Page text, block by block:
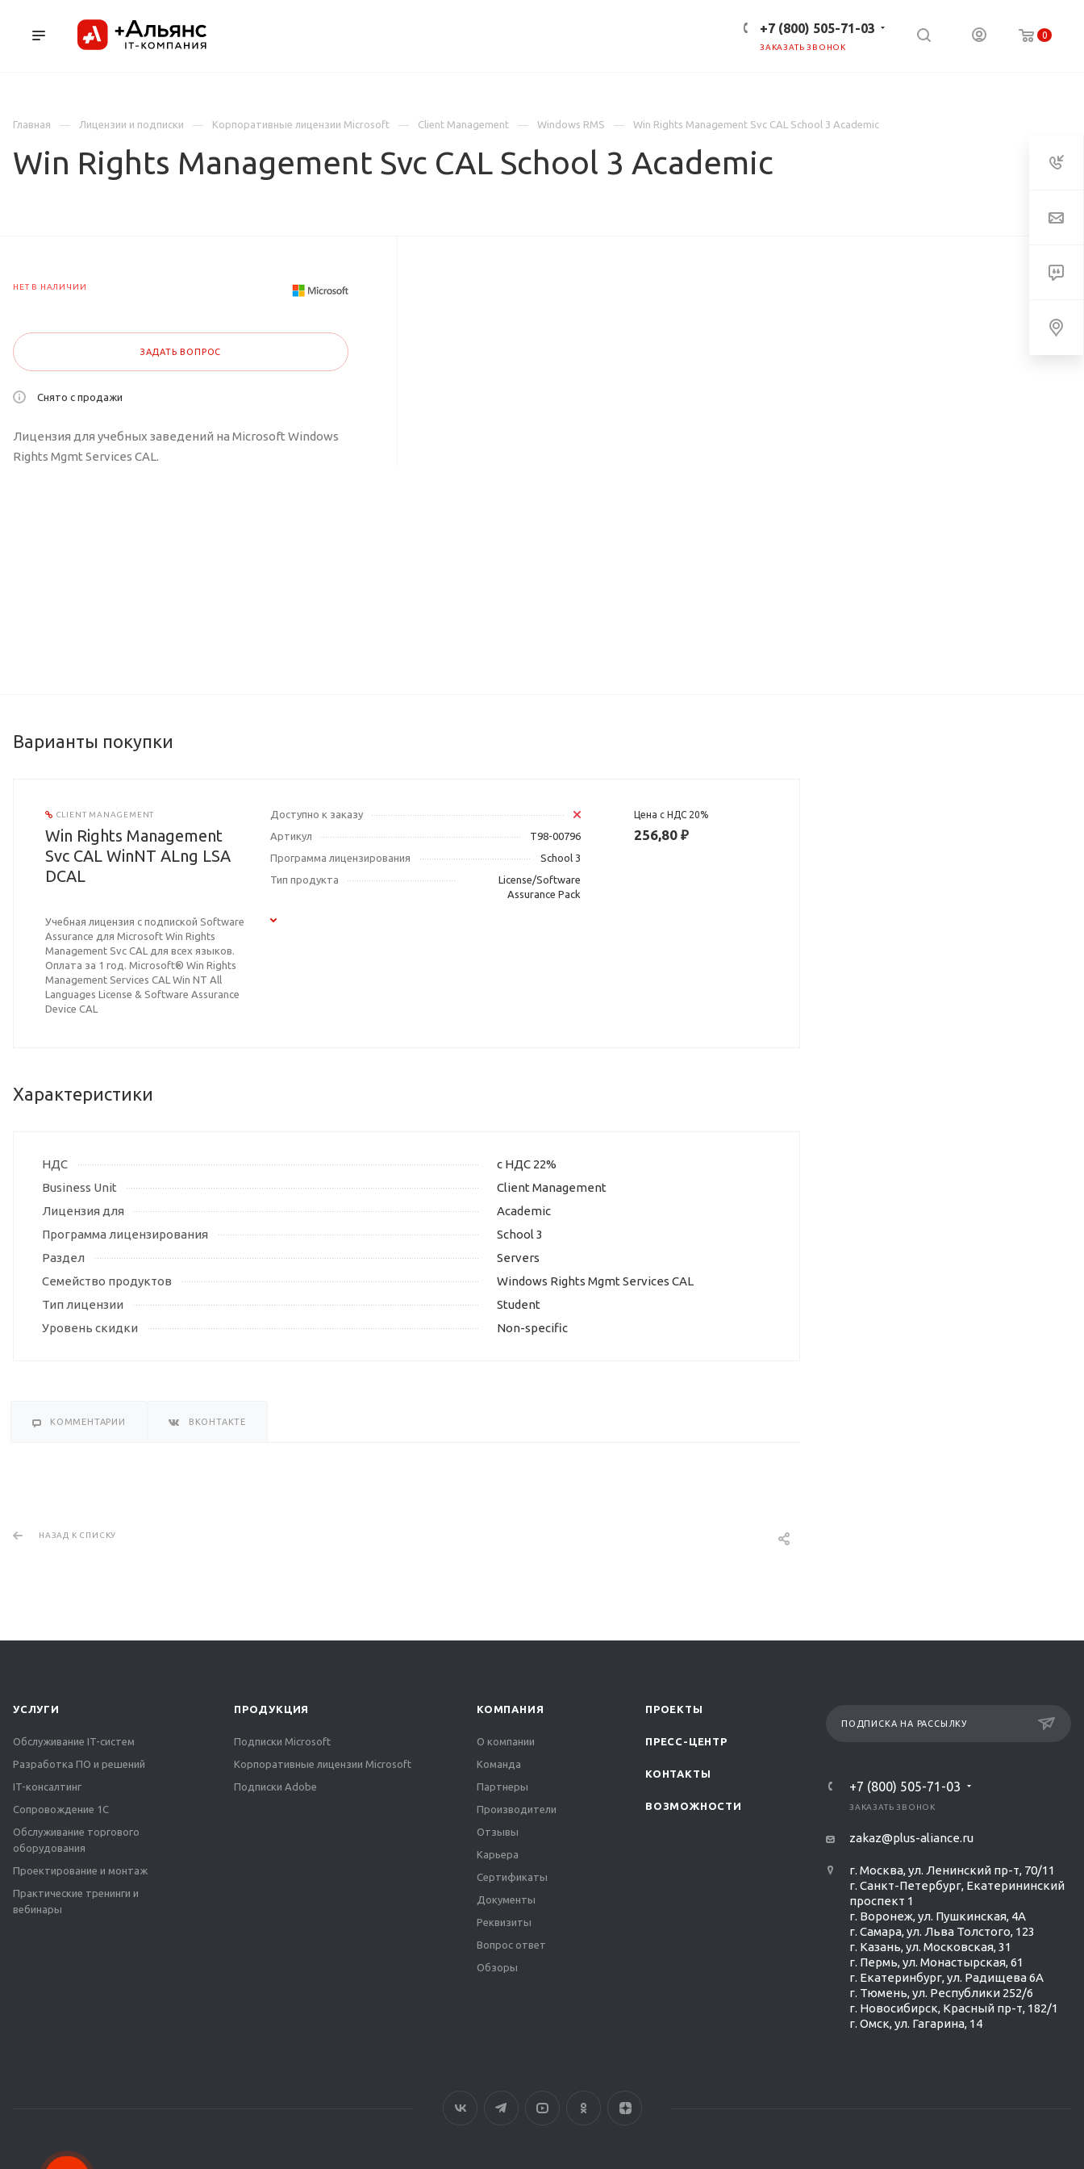
0
+7 (800) 505-71-03
ЗАКАЗАТЬ ЗВОНОК
Главная
Лицензии и подписки Корпоративные лицензии Microsoft Client Management Windows RMS Win Rights Management Svc CAL School 3 Academic
Win Rights Management Svc CAL School 3 Academic
НЕТ В НАЛИЧИИ
ЗАДАТЬ ВОПРОС
Снято с продажи
Лицензия для учебных заведений на Microsoft Windows
Rights Mgmt Services CAL.
Варианты покупки
CLIENT MANAGEMENT
Win Rights Management
Svc CAL WinNT ALng LSA
DCAL
Учебная лицензия с подпиской Software
Assurance для Microsoft Win Rights
Management Svc CAL для всех языков.
Оплата за 1 год. Microsoft® Win Rights
Management Services CAL Win NT All
Languages License & Software Assurance
Device CAL
Доступно к заказу
Артикул
T98-00796
Программа лицензирования
School 3
Тип продукта
License/Software
Assurance Pack
Цена с НДС 20%
256,80 ₽
Характеристики
НДС
с НДС 22%
Business Unit
Client Management
Лицензия для
Academic
Программа лицензирования
School 3
Раздел
Servers
Семейство продуктов
Windows Rights Mgmt Services CAL
Тип лицензии
Student
Уровень скидки
Non-specific
КОММЕНТАРИИ ВКОНТАКТЕ
НАЗАД К СПИСКУ
УСЛУГИ
Обслуживание IT-систем
Разработка ПО и решений
IT-консалтинг
Сопровождение 1С
Обслуживание торгового
оборудования
Проектирование и монтаж
Практические тренинги и
вебинары
ПРОДУКЦИЯ
Подписки Microsoft
Корпоративные лицензии Microsoft
Подписки Adobe
КОМПАНИЯ
О компании
Команда
Партнеры
Производители
Отзывы
Карьера
Сертификаты
Документы
Реквизиты
Вопрос ответ
Обзоры
ПРОЕКТЫ
ПРЕСС-ЦЕНТР
КОНТАКТЫ
ВОЗМОЖНОСТИ
ПОДПИСКА НА РАССЫЛКУ
+7 (800) 505-71-03
ЗАКАЗАТЬ ЗВОНОК
zakaz@plus-aliance.ru
г. Москва, ул. Ленинский пр-т, 70/11
г. Санкт-Петербург, Екатерининский
проспект 1
г. Воронеж, ул. Пушкинская, 4А
г. Самара, ул. Льва Толстого, 123
г. Казань, ул. Московская, 31
г. Пермь, ул. Монастырская, 61
г. Екатеринбург, ул. Радищева 6А
г. Тюмень, ул. Республики 252/6
г. Новосибирск, Красный пр-т, 182/1
г. Омск, ул. ​Гагарина, 14